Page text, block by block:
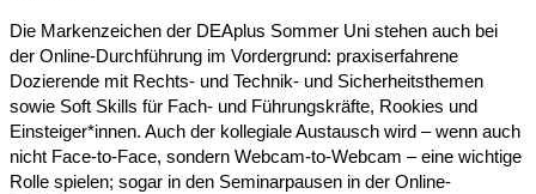
Die Markenzeichen der DEAplus Sommer Uni stehen auch bei
der Online-Durchführung im Vordergrund: praxiserfahrene
Dozierende mit Rechts- und Technik- und Sicherheitsthemen
sowie Soft Skills für Fach- und Führungskräfte, Rookies und
Einsteiger*innen. Auch der kollegiale Austausch wird – wenn auch
nicht Face-to-Face, sondern Webcam-to-Webcam – eine wichtige
Rolle spielen; sogar in den Seminarpausen in der Online-